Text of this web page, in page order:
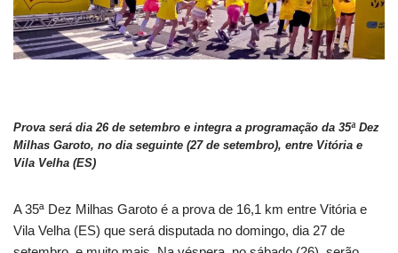
Prova será dia 26 de setembro e integra a programação da 35ª Dez
Milhas Garoto, no dia seguinte (27 de setembro), entre Vitória e
Vila Velha (ES)
A 35ª Dez Milhas Garoto é a prova de 16,1 km entre Vitória e
Vila Velha (ES) que será disputada no domingo, dia 27 de